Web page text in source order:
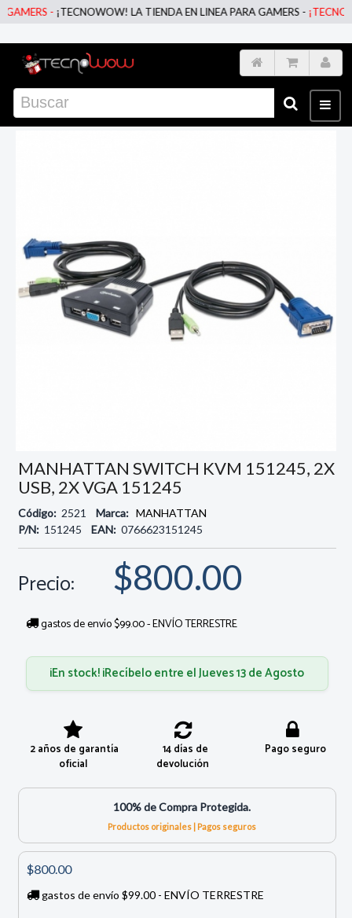
-¡TECNOWOW! LA TIENDA EN LINEA PARA GAMERS -
MANHATTAN SWITCH KVM 151245, 2X
USB, 2X VGA 151245
Código: 2521 Marca: MANHATTAN
P/N: 151245 EAN: 0766623151245
Precio: $800.00
gastos de envío $99.00 - ENVÍO TERRESTRE
¡En stock! ¡Recíbelo entre el Jueves 13 de Agosto
2 años de garantía
oficial
14 días de
devolución
Pago seguro
100% de Compra Protegida.
Productos originales | Pagos seguros
$800.00
gastos de envío $99.00 - ENVÍO TERRESTRE